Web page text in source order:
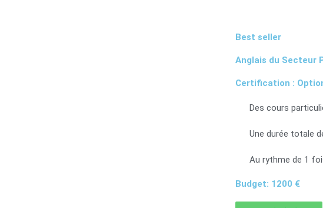
Best seller
Anglais du Secteur
Certification :
Des cours
Une durée totale
Au rythme de 1
Budget: 1200 €